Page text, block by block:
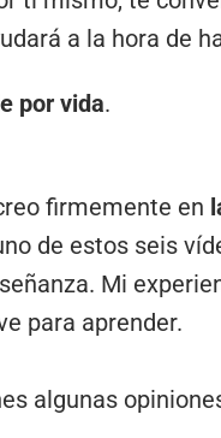
a la hora de
por vida.
firmemente en
de estos seis
Mi
para aprender.
algunas